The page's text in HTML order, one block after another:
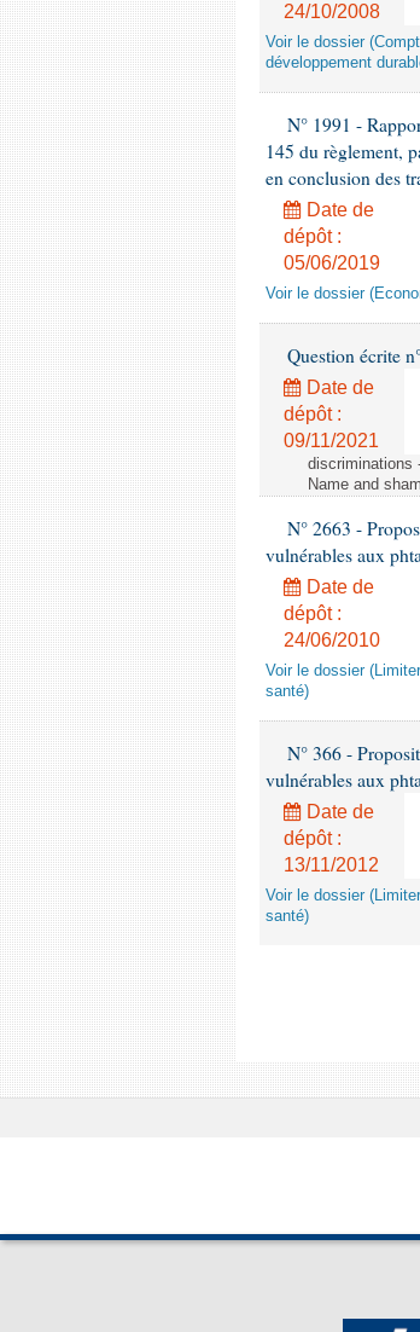
24/10/2008
Voir le dossier
développement
N° 1991 -
145 du règlement,
en conclusion des
Date de
dépôt :
05/06/2019
Voir le dossier
Question écrite
Date de
dépôt :
09/11/2021
discriminations
Name and
N° 2663 -
vulnérables aux
Date de
dépôt :
24/06/2010
Voir le dossier
santé)
N° 366 -
vulnérables aux
Date de
dépôt :
13/11/2012
Voir le dossier
santé)